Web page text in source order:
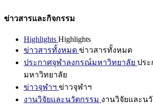
ข่าวสารและกิจกรรม
Highlights Highlights
ข่าวสารทั้งหมด ข่าวสารทั้งหมด
ประกาศจุฬาลงกรณ์มหาวิทยาลัย ปร
มหาวิทยาลัย
ข่าวจุฬาฯ ข่าวจุฬาฯ
งานวิจัยและนวัตกรรม งานวิจัยและน